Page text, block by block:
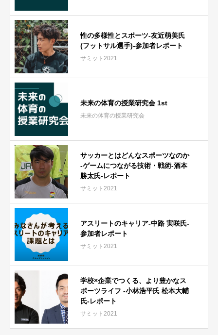
性の多様性とスポーツ-友近萌美氏
(フットサル選手)-参加者レポート
サミット2021
未来の体育の授業研究会 1st
未来の体育の授業研究会
サッカーとはどんなスポーツなのか
-ゲームにつながる技術・戦術-酒本
勝太氏-レポート
サミット2021
アスリートのキャリア-中路 実咲氏-
参加者レポート
サミット2021
学校×企業でつくる、より豊かなス
ポーツライフ -小林浩平氏 松本大輔
氏-レポート
サミット2021